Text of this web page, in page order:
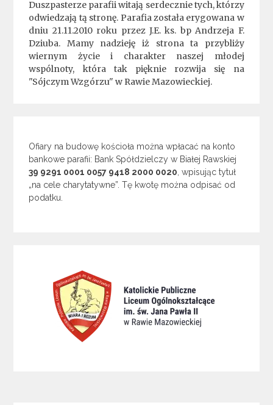
Duszpasterze parafii witają serdecznie tych, którzy
odwiedzają tą stronę. Parafia została erygowana w
dniu 21.11.2010 roku przez J.E. ks. bp Andrzeja F.
Dziuba. Mamy nadzieję iż strona ta przybliży
wiernym życie i charakter naszej młodej
wspólnoty, która tak pięknie rozwija się na
"Sójczym Wzgórzu" w Rawie Mazowieckiej.
Ofiary na budowę kościoła można wpłacać na konto
bankowe parafii: Bank Spółdzielczy w Białej Rawskiej
39 9291 0001 0057 9418 2000 0020 , wpisując tytuł
„na cele charytatywne”. Tę kwotę można odpisać od
podatku.